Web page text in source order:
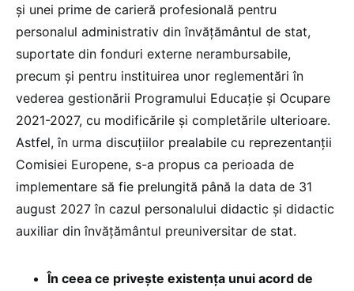
şi unei prime de carieră profesională pentru
personalul administrativ din învăţământul de stat,
suportate din fonduri externe nerambursabile,
precum şi pentru instituirea unor reglementări în
vederea gestionării Programului Educaţie şi Ocupare
2021-2027, cu modificările și completările ulterioare.
Astfel, în urma discuțiilor prealabile cu reprezentanții
Comisiei Europene, s-a propus ca perioada de
implementare să fie prelungită până la data de 31
august 2027 în cazul personalului didactic şi didactic
auxiliar din învăţământul preuniversitar de stat.
În ceea ce privește existența unui acord de